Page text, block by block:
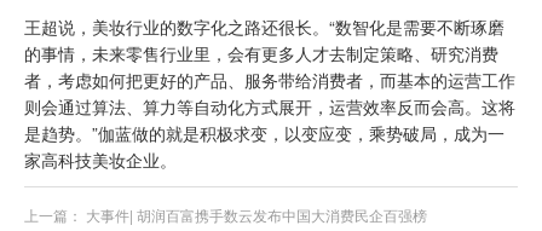
王超说，美妆行业的数字化之路还很长。“数智化是需要不断琢磨
的事情，未来零售行业里，会有更多人才去制定策略、研究消费
者，考虑如何把更好的产品、服务带给消费者，而基本的运营工作
则会通过算法、算力等自动化方式展开，运营效率反而会高。这将
是趋势。”伽蓝做的就是积极求变，以变应变，乘势破局，成为一
家高科技美妆企业。
上一篇： 大事件| 胡润百富携手数云发布中国大消费民企百强榜